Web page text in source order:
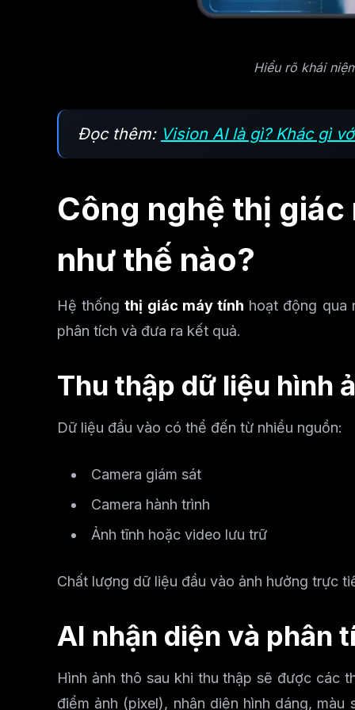
Hiểu rõ khái
Đọc thêm: Vision AI là gì? Khác gì
Công nghệ thị
như thế nào?
Hệ thốngthị giác máy tính hoạt động qua
phân tích và đưa ra kết quả.
Thu thập dữ liệu hình
Dữ liệu đầu vào có thể đến từ nhiều nguồn:
Camera giám sát
Camera hành trình
Ảnh tĩnh hoặc video lưu trữ
Chất lượng dữ liệu đầu vào ảnh hưởng trực
AI nhận diện và phân
Hình ảnh thô sau khi thu thập sẽ được các
điểm ảnh (pixel), nhận diện hình dáng,